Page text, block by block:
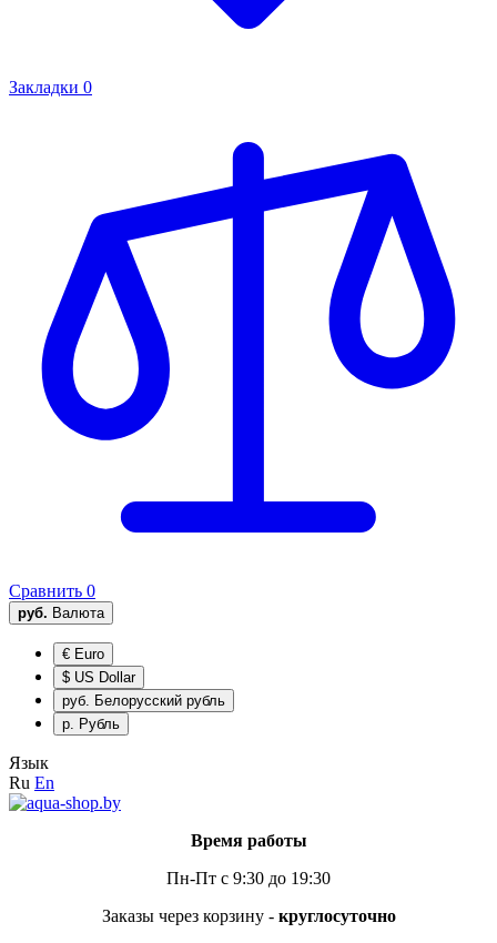
Закладки 0
Сравнить 0
руб. Валюта
€ Euro
$ US Dollar
руб. Белорусский рубль
р. Рубль
Язык
Ru En
Время работы
Пн-Пт с 9:30 до 19:30
Заказы через корзину - круглосуточно